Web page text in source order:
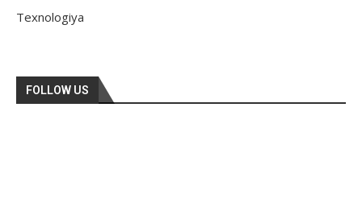
Texnologiya
FOLLOW US